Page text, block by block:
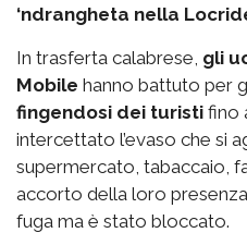
‘ndrangheta nella
In trasferta calabrese, gli
Mobile hanno battuto per
fingendosi dei turisti fino
intercettato l’evaso che si
supermercato, tabaccaio,
accorto della loro
fuga ma è stato bloccato.